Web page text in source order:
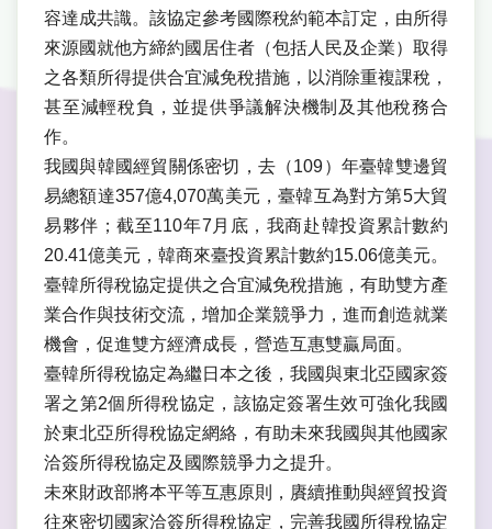
容達成共識。該協定參考國際稅約範本訂定，由所得
來源國就他方締約國居住者（包括人民及企業）取得
之各類所得提供合宜減免稅措施，以消除重複課稅，
甚至減輕稅負，並提供爭議解決機制及其他稅務合
作。
我國與韓國經貿關係密切，去（109）年臺韓雙邊貿
易總額達357億4,070萬美元，臺韓互為對方第5大貿
易夥伴；截至110年7月底，我商赴韓投資累計數約
20.41億美元，韓商來臺投資累計數約15.06億美元。
臺韓所得稅協定提供之合宜減免稅措施，有助雙方產
業合作與技術交流，增加企業競爭力，進而創造就業
機會，促進雙方經濟成長，營造互惠雙贏局面。
臺韓所得稅協定為繼日本之後，我國與東北亞國家簽
署之第2個所得稅協定，該協定簽署生效可強化我國
於東北亞所得稅協定網絡，有助未來我國與其他國家
洽簽所得稅協定及國際競爭力之提升。
未來財政部將本平等互惠原則，賡續推動與經貿投資
往來密切國家洽簽所得稅協定，完善我國所得稅協定